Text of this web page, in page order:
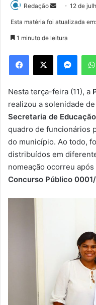
Redação
d
e
m
e
-
m
12 de
Esta matéria foi atualizada
1 minuto de leitura
Nesta terça-feira (11), a
realizou a solenidade
Secretaria de
quadro de funcionários
do município. Ao todo,
distribuídos em
nomeação ocorreu
Concurso Público